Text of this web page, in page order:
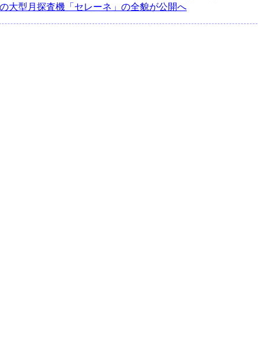
大型月探査機「セレーネ」の全貌が公開へ